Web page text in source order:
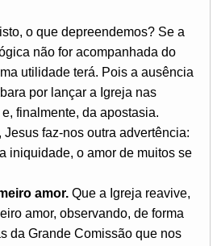
o que depreendemos? Se a
não for acompanhada do
utilidade terá. Pois a ausência
por lançar a Igreja nas
finalmente, da apostasia.
Jesus faz-nos outra advertência:
iniquidade, o amor de muitos se
amor. Que a Igreja reavive,
amor, observando, de forma
da Grande Comissão que nos